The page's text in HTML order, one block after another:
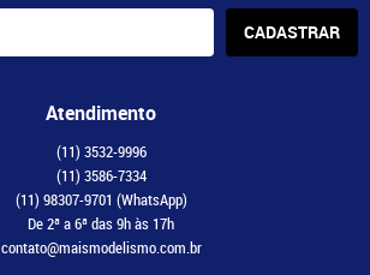
CADASTRAR
Atendimento
(11) 3532-9996
(11) 3586-7334
(11) 98307-9701 (WhatsApp)
De 2ª a 6ª das 9h às 17h
contato@maismodelismo.com.br